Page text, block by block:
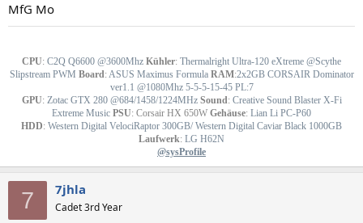
MfG Mo
CPU: C2Q Q6600 @3600Mhz Kühler: Thermalright Ultra-120 eXtreme @Scythe
Slipstream PWM Board:ASUS Maximus Formula RAM:2x2GB CORSAIR Dominator
ver1.1 @1080Mhz 5-5-5-15-45 PL:7
GPU:Zotac GTX 280 @684/1458/1224MHz Sound:Creative Sound Blaster X-Fi
Extreme Music PSU: Corsair HX 650W Gehäuse: Lian Li PC-P60
HDD: Western Digital VelociRaptor 300GB/ Western Digital Caviar Black 1000GB
Laufwerk: LG H62N
@sysProfile
7 7jhla
Cadet 3rd Year